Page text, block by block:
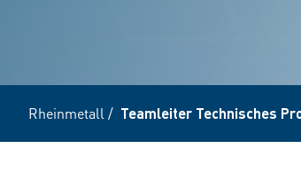
Rheinmetall / Teamleiter Technisches